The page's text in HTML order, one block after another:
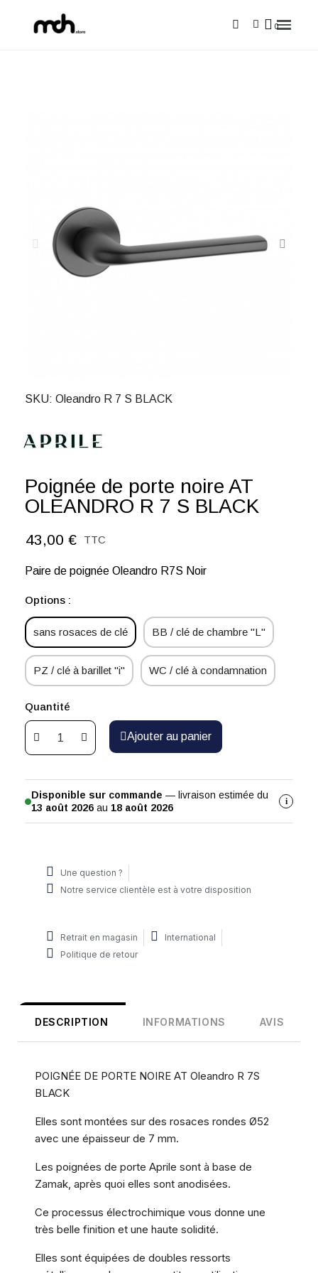
SKU Oleandro R 7 S BLACK
Poignée de porte noire AT
OLEANDRO R 7 S BLACK
43,00 € TTC
Paire de poignée Oleandro R7S Noir
Options :
sans rosaces de clé BB / clé de chambre "L"
PZ / clé à barillet "i" WC / clé à condamnation
Quantité
Ajouter au panier
Disponible sur commande — livraison estimée du
13 août 2026 au 18 août 2026
i
Une question ?
Notre service clientèle est à votre disposition
Retrait en magasin
International
Politique de retour
DESCRIPTION INFORMATIONS AVIS
POIGNÉE DE PORTE NOIRE AT Oleandro R 7S
BLACK
Elles sont montées sur des rosaces rondes Ø52
avec une épaisseur de 7 mm.
Les poignées de porte Aprile sont à base de
Zamak, après quoi elles sont anodisées.
Ce processus électrochimique vous donne une
très belle finition et une haute solidité.
Elles sont équipées de doubles ressorts